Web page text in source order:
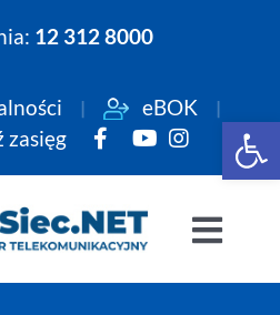
12 312 8000
eBOK
zasięg